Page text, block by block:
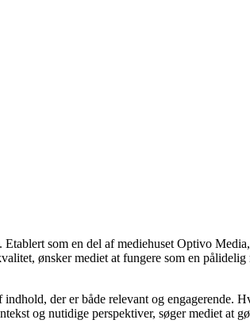
som en del af mediehuset Optivo
ønsker mediet at fungere som en pålidelig
der er både relevant og engagerende.
og nutidige perspektiver, søger mediet at